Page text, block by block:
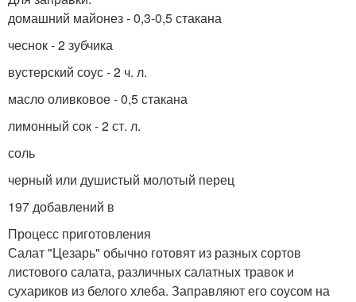
домашний майонез - 0,3-0,5 стакана
чеснок - 2 зубчика
вустерский соус - 2 ч. л.
масло оливковое - 0,5 стакана
лимонный сок - 2 ст. л.
соль
черный или душистый молотый перец
197 добавлений в
Процесс приготовления
Салат "Цезарь" обычно готовят из разных сортов
листового салата, различных салатных травок и
сухариков из белого хлеба. Заправляют его соусом на